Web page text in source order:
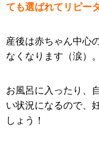
ても選ばれてリピー
産後は赤ちゃん中心
なくなります（涙）。
お風呂に入ったり、
い状況になるので、
しょう！